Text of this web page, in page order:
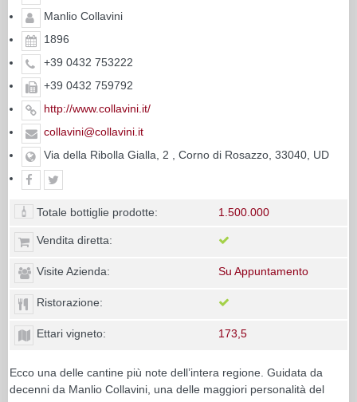
Manlio Collavini
1896
+39 0432 753222
+39 0432 759792
http://www.collavini.it/
collavini@collavini.it
Via della Ribolla Gialla, 2 , Corno di Rosazzo, 33040, UD
Totale bottiglie prodotte: 1.500.000
Vendita diretta:
Visite Azienda: Su Appuntamento
Ristorazione:
Ettari vigneto: 173,5
Ecco una delle cantine più note dell’intera regione. Guidata da
decenni da Manlio Collavini, una delle maggiori personalità del